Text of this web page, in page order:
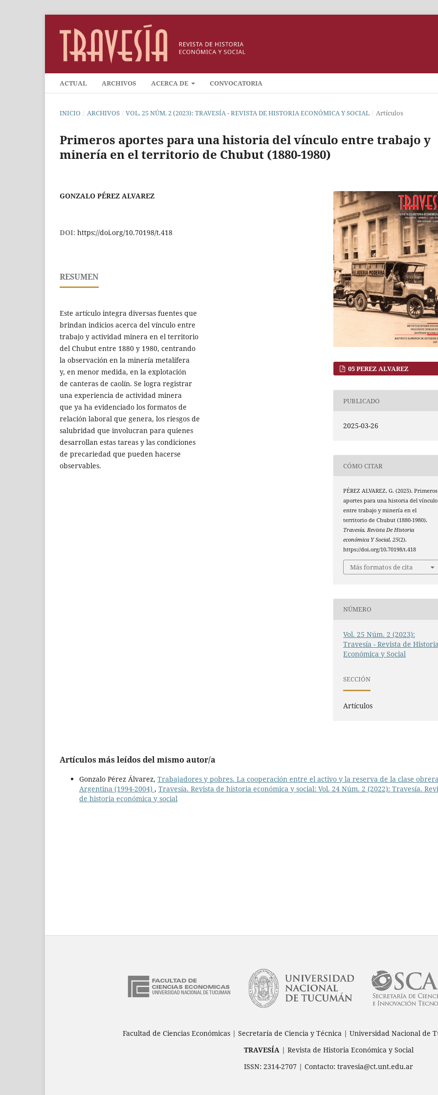
ACTUAL ARCHIVOS ACERCA DE CONVOCATORIA
INICIO / ARCHIVOS / VOL. 25 NÚM. 2 (2023): TRAVESÍA - REVISTA DE HISTORIA ECONÓMICA Y SOCIAL / Artículos
Primeros aportes para una historia del vínculo entre trabajo y
minería en el territorio de Chubut (1880-1980)
GONZALO PÉREZ ALVAREZ
DOI: https://doi.org/10.70198/t.418
RESUMEN
Este artículo integra diversas fuentes que
brindan indicios acerca del vínculo entre
trabajo y actividad minera en el territorio
del Chubut entre 1880 y 1980, centrando
la observación en la minería metalífera
y, en menor medida, en la explotación
de canteras de caolín. Se logra registrar
una experiencia de actividad minera
que ya ha evidenciado los formatos de
relación laboral que genera, los riesgos de
salubridad que involucran para quienes
desarrollan estas tareas y las condiciones
de precariedad que pueden hacerse
observables.
05 PEREZ ALVAREZ
PUBLICADO
2025-03-26
CÓMO CITAR
PÉREZ ALVAREZ, G. (2025). Primeros
aportes para una historia del vínculo
entre trabajo y minería en el
territorio de Chubut (1880-1980).
Travesía. Revista De Historia
económica Y Social,25(2).
https://doi.org/10.70198/t.418
Más formatos de cita
NÚMERO
Vol. 25 Núm. 2 (2023):
Travesía - Revista de
Económica y Social
SECCIÓN
Artículos
Artículos más leídos del mismo autor/a
Gonzalo Pérez Álvarez, Trabajadores y pobres. La cooperación entre el activo y la reserva de la clase
Argentina (1994-2004) , Travesía. Revista de historia económica y social: Vol. 24 Núm. 2 (2022): Travesía.
de historia económica y social
Facultad de Ciencias Económicas | Secretaría de Ciencia y Técnica | Universidad Nacional de
TRAVESÍA | Revista de Historia Económica y Social
ISSN: 2314-2707 | Contacto: travesia@ct.unt.edu.ar